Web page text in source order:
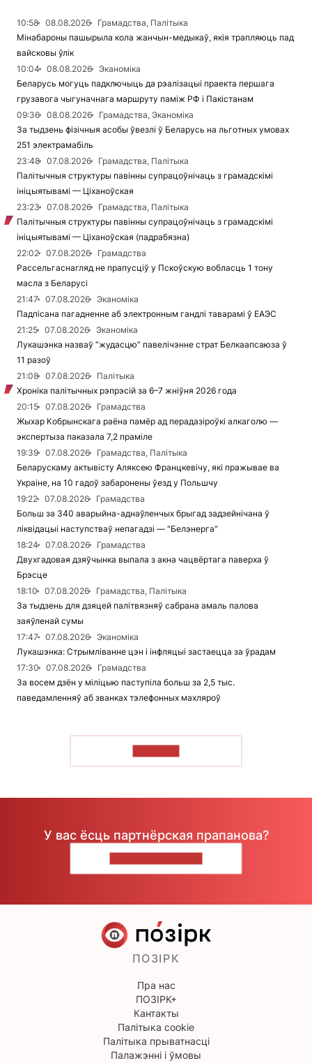
10:58 08.08.2026
Грамадства, Палітыка
Мінабароны пашырыла кола жанчын-медыкаў, якія трапляюць пад
вайсковы ўлік
10:04
08.08.2026
Эканоміка
Беларусь могуць падключыць да рэалізацыі праекта першага
грузавога чыгуначнага маршруту паміж РФ і Пакістанам
09:36
08.08.2026
Грамадства, Эканоміка
За тыдзень фізічныя асобы ўвезлі ў Беларусь на льготных умовах
251 электрамабіль
23:48
07.08.2026
Грамадства, Палітыка
Палітычныя структуры павінны супрацоўнічаць з грамадскімі
ініцыятывамі — Ціханоўская
23:23
07.08.2026
Грамадства, Палітыка
Палітычныя структуры павінны супрацоўнічаць з грамадскімі
ініцыятывамі — Ціханоўская (падрабязна)
22:02
07.08.2026
Грамадства
Рассельгаснагляд не прапусціў у Пскоўскую вобласць 1 тону
масла з Беларусі
21:47
07.08.2026
Эканоміка
Падпісана пагадненне аб электронным гандлі таварамі ў ЕАЭС
21:25
07.08.2026
Эканоміка
Лукашэнка назваў “жудасцю” павелічэнне страт Белкаапсаюза ў
11 разоў
21:08
07.08.2026
Палітыка
Хроніка палітычных рэпрэсій за 6–7 жніўня 2026 года
20:15
07.08.2026
Грамадства
Жыхар Кобрынскага раёна памёр ад перадазіроўкі алкаголю —
экспертыза паказала 7,2 праміле
19:39
07.08.2026
Грамадства, Палітыка
Беларускаму актывісту Аляксею Францкевічу, які пражывае ва
Украіне, на 10 гадоў забаронены ўезд у Польшчу
19:22
07.08.2026
Грамадства
Больш за 340 аварыйна-аднаўленчых брыгад задзейнічана ў
ліквідацыі наступстваў непагадзі — "Белэнерга"
18:24
07.08.2026
Грамадства
Двухгадовая дзяўчынка выпала з акна чацвёртага паверха ў
Брэсце
18:10
07.08.2026
Грамадства, Палітыка
За тыдзень для дзяцей палітвязняў сабрана амаль палова
заяўленай сумы
17:47
07.08.2026
Эканоміка
Лукашэнка: Стрымліванне цэн і інфляцыі застаецца за ўрадам
17:30
07.08.2026
Грамадства
За восем дзён у міліцыю паступіла больш за 2,5 тыс.
паведамленняў аб званках тэлефонных махляроў
У вас ёсць партнёрская прапанова?
ПОЗІРК
Пра нас
ПОЗІРК+
Кантакты
Палітыка cookie
Палітыка прыватнасці
Палажэнні і ўмовы